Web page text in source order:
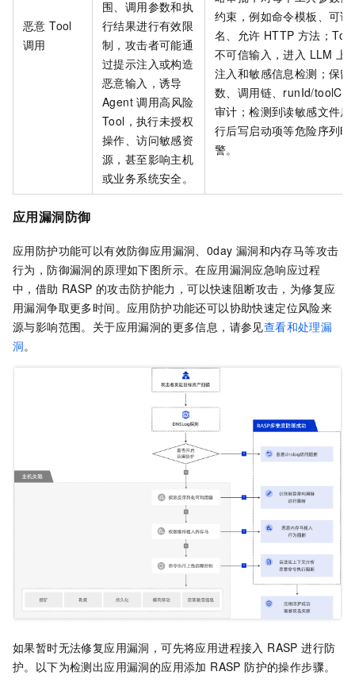
恶意 Tool
调用
围、调用参数和执
行结果进行有效限
制，攻击者可能通
过提示注入或构造
恶意输入，诱导
Agent 调用高风险
Tool，执行未授权
操作、访问敏感资
源，甚至影响主机
或业务系统安全。
约束，例如命令模板、可
名、允许 HTTP 方法；
不可信输入，进入 LLM 上
注入和敏感信息检测；保
数、调用链、runId/
审计；检测到读敏感文件
行后写启动项等危险序列
警。
应用漏洞防御
应用防护功能可以有效防御应用漏洞、0day 漏洞和内存马等攻击
行为，防御漏洞的原理如下图所示。在应用漏洞应急响应过程
中，借助 RASP 的攻击防护能力，可以快速阻断攻击，为修复应
用漏洞争取更多时间。应用防护功能还可以协助快速定位风险来
源与影响范围。关于应用漏洞的更多信息，请参见查看和处理漏
洞。
如果暂时无法修复应用漏洞，可先将应用进程接入 RASP 进行防
护。以下为检测出应用漏洞的应用添加 RASP 防护的操作步骤。